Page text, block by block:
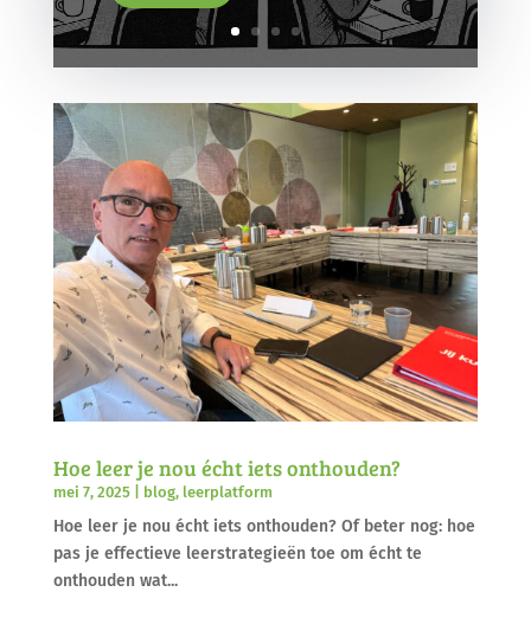
Hoe leer je nou écht iets onthouden?
mei 7, 2025| blog, leerplatform
Hoe leer je nou écht iets onthouden? Of beter nog: hoe
pas je effectieve leerstrategieën toe om écht te
onthouden wat...